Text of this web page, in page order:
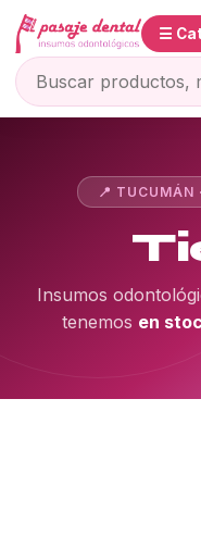
☰
📍 TUCUMÁN
Insumos
tenemos en